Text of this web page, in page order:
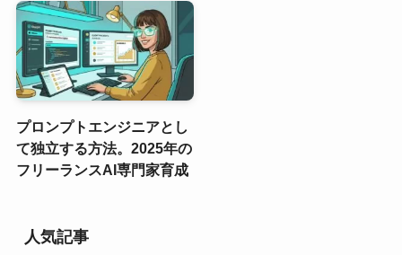
プロンプトエンジニアとし
て独立する方法。2025年の
フリーランスAI専門家育成
人気記事